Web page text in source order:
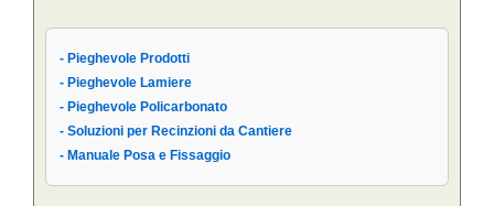
- Pieghevole Prodotti
- Pieghevole Lamiere
- Pieghevole Policarbonato
- Soluzioni per Recinzioni da Cantiere
- Manuale Posa e Fissaggio